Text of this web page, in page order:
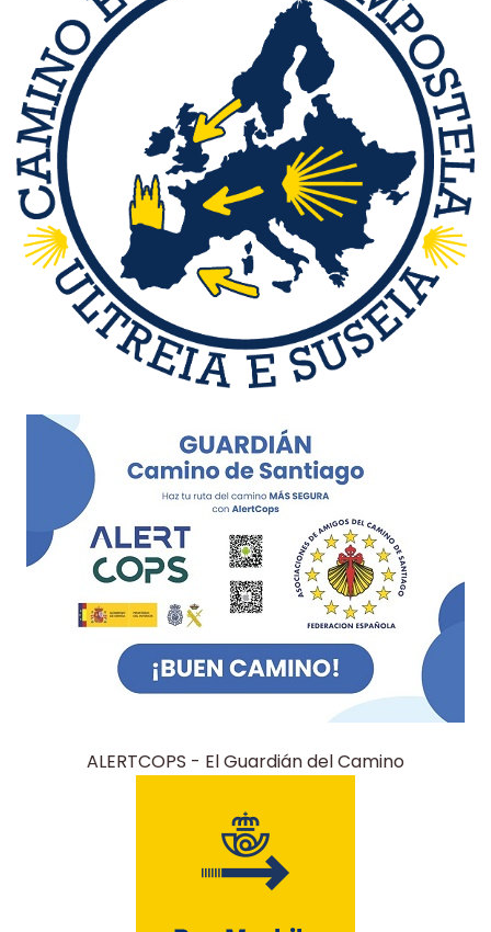
ALERTCOPS - El Guardián del Camino